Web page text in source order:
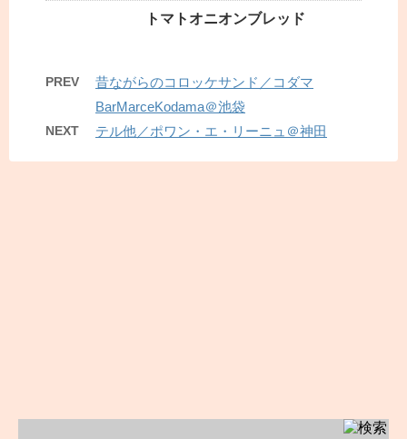
トマトオニオンブレッド
PREV
昔ながらのコロッケサンド／コダマ
BarMarceKodama＠池袋
NEXT テル他／ポワン・エ・リーニュ＠神田